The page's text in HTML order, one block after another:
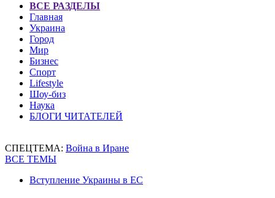
ВСЕ РАЗДЕЛЫ
Главная
Украина
Город
Мир
Бизнес
Спорт
Lifestyle
Шоу-биз
Наука
БЛОГИ ЧИТАТЕЛЕЙ
СПЕЦТЕМА: Война в Иране
ВСЕ ТЕМЫ
Вступление Украины в ЕС